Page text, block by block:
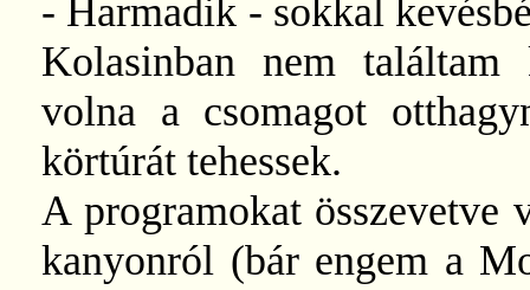
- Harmadik - sokkal
Kolasinban nem találtam
volna a csomagot
körtúrát tehessek.
A programokat összevetve
kanyonról (bár engem a